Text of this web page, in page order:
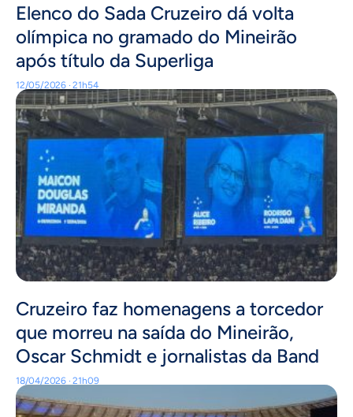
Elenco do Sada Cruzeiro dá volta
olímpica no gramado do Mineirão
após título da Superliga
12/05/2026 · 21h54
Cruzeiro faz homenagens a torcedor
que morreu na saída do Mineirão,
Oscar Schmidt e jornalistas da Band
18/04/2026 · 21h09